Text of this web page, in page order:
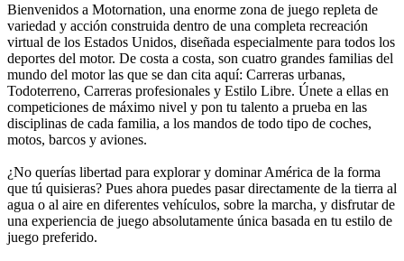
Bienvenidos a Motornation, una enorme zona de juego repleta de
variedad y acción construida dentro de una completa recreación
virtual de los Estados Unidos, diseñada especialmente para todos los
deportes del motor. De costa a costa, son cuatro grandes familias del
mundo del motor las que se dan cita aquí: Carreras urbanas,
Todoterreno, Carreras profesionales y Estilo Libre. Únete a ellas en
competiciones de máximo nivel y pon tu talento a prueba en las
disciplinas de cada familia, a los mandos de todo tipo de coches,
motos, barcos y aviones.
¿No querías libertad para explorar y dominar América de la forma
que tú quisieras? Pues ahora puedes pasar directamente de la tierra al
agua o al aire en diferentes vehículos, sobre la marcha, y disfrutar de
una experiencia de juego absolutamente única basada en tu estilo de
juego preferido.